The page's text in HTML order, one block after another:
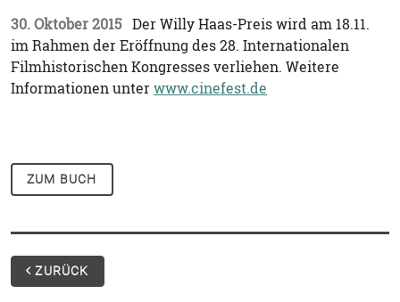
30. Oktober 2015 Der Willy Haas-Preis wird am 18.11.
im Rahmen der Eröffnung des 28. Internationalen
Filmhistorischen Kongresses verliehen. Weitere
Informationen unterwww.cinefest.de
ZUM BUCH
ZURÜCK